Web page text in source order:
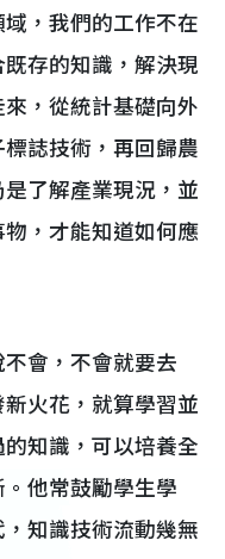
，我們的工作不在
存的知識，解決現
，從統計基礎向外
誌技術，再回歸農
了解產業現況，並
，才能知道如何應
會，不會就要去
火花，就算學習並
知識，可以培養全
他常鼓勵學生學
知識技術流動幾無